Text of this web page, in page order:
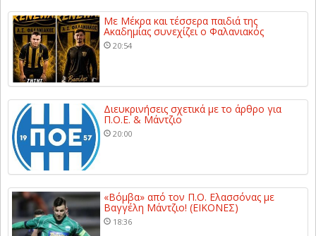
Με Μέκρα και τέσσερα παιδιά της
Ακαδημίας συνεχίζει ο Φαλανιακός
20:54
Διευκρινήσεις σχετικά με το άρθρο για
Π.Ο.Ε. & Μάντζιο
20:00
«Βόμβα» από τον Π.Ο. Ελασσόνας με
Βαγγέλη Μάντζιο! (ΕΙΚΟΝΕΣ)
18:36